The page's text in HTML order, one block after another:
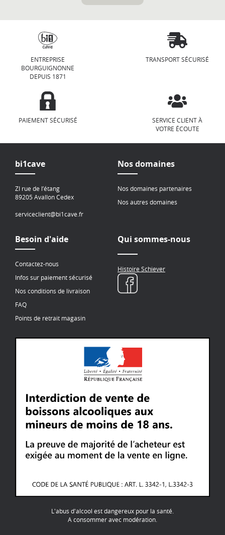
ENTREPRISE
BOURGUIGNONNE
DEPUIS 1871
TRANSPORT SÉCURISÉ
PAIEMENT SÉCURISÉ
SERVICE CLIENT À
VOTRE ÉCOUTE
bi1cave
ZI rue de l’étang
89205 Avallon Cedex
serviceclient@bi1cave.fr
Nos domaines
Nos domaines partenaires
Nos autres domaines
Besoin d'aide
Contactez-nous
Infos sur paiement sécurisé
Nos conditions de livraison
FAQ
Points de retrait magasin
Qui sommes-nous
Histoire Schiever
L'abus d'alcool est dangereux pour la santé.
A consommer avec modération.